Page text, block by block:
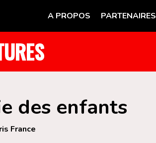
A PROPOS PARTENAIRES
des enfants
France